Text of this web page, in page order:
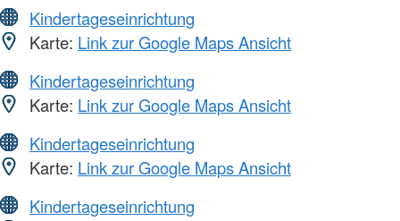
Kindertageseinrichtung
Karte: Link zur Google Maps Ansicht
Kindertageseinrichtung
Karte: Link zur Google Maps Ansicht
Kindertageseinrichtung
Karte: Link zur Google Maps Ansicht
Kindertageseinrichtung